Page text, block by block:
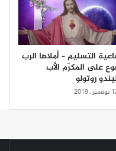
التسليم – أملاها الرب
على المكرّم الأب
روتولو
2019